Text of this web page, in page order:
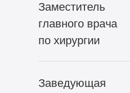
Заместитель
главного врача
по хирургии
Заведующая